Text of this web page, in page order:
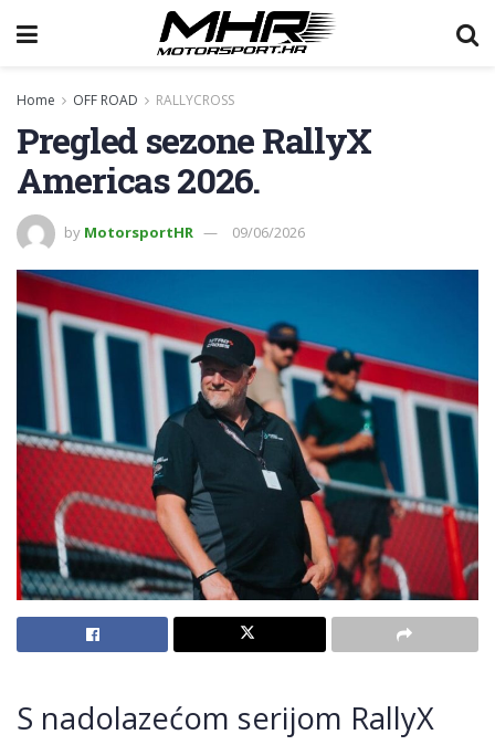
Home OFF ROAD RALLYCROSS
Pregled sezone RallyX
Americas 2026.
by MotorsportHR 09/06/2026
S nadolazećom serijom RallyX